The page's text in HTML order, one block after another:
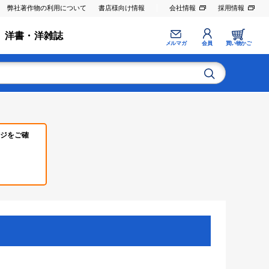
弊社著作物の利用について 書店様向け情報 会社情報 採用情報
洋書・洋雑誌
メルマガ 会員 買い物かご
をご確